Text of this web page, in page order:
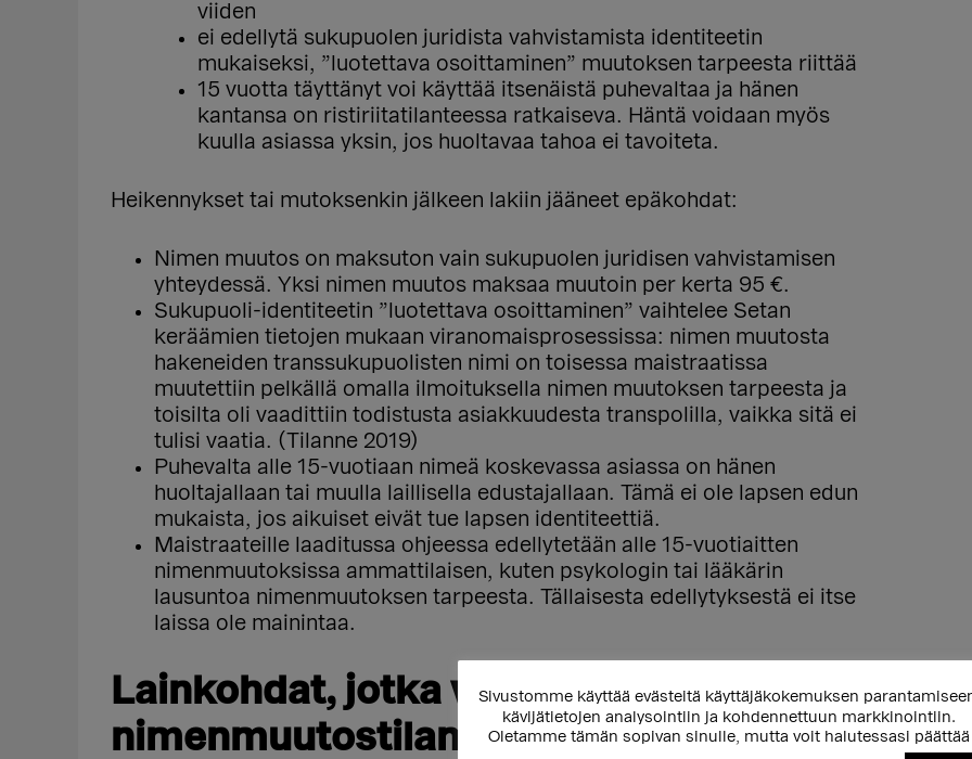
viiden
ei edellytä sukupuolen juridista vahvistamista identiteetin
mukaiseksi, ”luotettava osoittaminen” muutoksen tarpeesta riittää
15 vuotta täyttänyt voi käyttää itsenäistä puhevaltaa ja hänen
kantansa on ristiriitatilanteessa ratkaiseva. Häntä voidaan myös
kuulla asiassa yksin, jos huoltavaa tahoa ei tavoiteta.
Heikennykset tai mutoksenkin jälkeen lakiin jääneet epäkohdat:
Nimen muutos on maksuton vain sukupuolen juridisen vahvistamisen
yhteydessä. Yksi nimen muutos maksaa muutoin per kerta 95 €.
Sukupuoli-identiteetin ”luotettava osoittaminen” vaihtelee Setan
keräämien tietojen mukaan viranomaisprosessissa: nimen muutosta
hakeneiden transsukupuolisten nimi on toisessa maistraatissa
muutettiin pelkällä omalla ilmoituksella nimen muutoksen tarpeesta ja
toisilta oli vaadittiin todistusta asiakkuudesta transpolilla, vaikka sitä ei
tulisi vaatia. (Tilanne 2019)
Puhevalta alle 15-vuotiaan nimeä koskevassa asiassa on hänen
huoltajallaan tai muulla laillisella edustajallaan. Tämä ei ole lapsen edun
mukaista, jos aikuiset eivät tue lapsen identiteettiä.
Maistraateille laaditussa ohjeessa edellytetään alle 15-vuotiaitten
nimenmuutoksissa ammattilaisen, kuten psykologin tai lääkärin
lausuntoa nimenmuutoksen tarpeesta. Tällaisesta edellytyksestä ei itse
laissa ole mainintaa.
Lainkohdat, jotka vaikuttavat
nimenmuutostilanteessa
Sivustomme käyttää evästeitä käyttäjäkokemuksen
kävijätietojen analysointiin ja kohdennettuun markkinointiin.
Oletamme tämän sopivan sinulle, mutta voit halutessasi päättää